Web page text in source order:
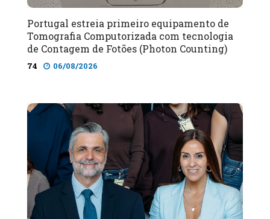
Portugal estreia primeiro equipamento de
Tomografia Computorizada com tecnologia
de Contagem de Fotões (Photon Counting)
74 06/08/2026